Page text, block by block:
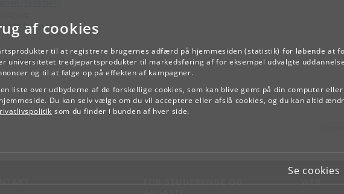
af cookies
til at registrere brugernes adfærd på hjemmesiden (statistik) for løbende at
universitetet tredjepartsprodukter til markedsføring af for eksempel udvalgte
og til at følge op på effekten af kampagner.
liste over udbyderne af de forskellige cookies, som kan blive gemt på din computer
Du kan selv vælge om du vil acceptere eller afslå cookies, og du kan altid
som du finder i bunden af hver side.
Se cookies
TILBAGE
FOR STUDERENDE OG
WEB